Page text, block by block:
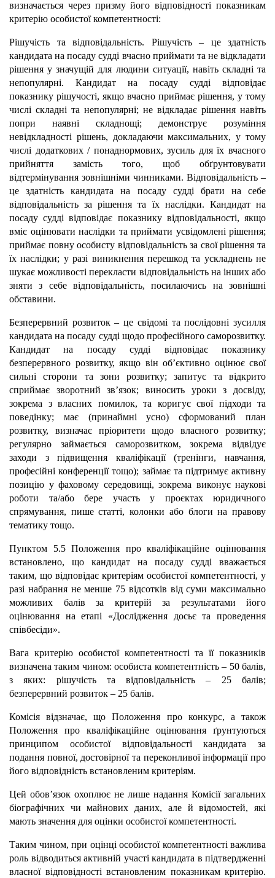
визначається через призму його відповідності показникам
критерію особистої компетентності:
Рішучість та відповідальність. Рішучість – це здатність
кандидата на посаду судді вчасно приймати та не відкладати
рішення у значущій для людини ситуації, навіть складні та
непопулярні. Кандидат на посаду судді відповідає
показнику рішучості, якщо вчасно приймає рішення, у тому
числі складні та непопулярні; не відкладає рішення навіть
попри наявні складнощі; демонструє розуміння
невідкладності рішень, докладаючи максимальних, у тому
числі додаткових / понаднормових, зусиль для їх вчасного
прийняття замість того, щоб обґрунтовувати
відтермінування зовнішніми чинниками. Відповідальність –
це здатність кандидата на посаду судді брати на себе
відповідальність за рішення та їх наслідки. Кандидат на
посаду судді відповідає показнику відповідальності, якщо
вміє оцінювати наслідки та приймати усвідомлені рішення;
приймає повну особисту відповідальність за свої рішення та
їх наслідки; у разі виникнення перешкод та ускладнень не
шукає можливості перекласти відповідальність на інших або
зняти з себе відповідальність, посилаючись на зовнішні
обставини.
Безперервний розвиток – це свідомі та послідовні зусилля
кандидата на посаду судді щодо професійного саморозвитку.
Кандидат на посаду судді відповідає показнику
безперервного розвитку, якщо він об’єктивно оцінює свої
сильні сторони та зони розвитку; запитує та відкрито
сприймає зворотний зв’язок; виносить уроки з досвіду,
зокрема з власних помилок, та коригує свої підходи та
поведінку; має (принаймні усно) сформований план
розвитку, визначає пріоритети щодо власного розвитку;
регулярно займається саморозвитком, зокрема відвідує
заходи з підвищення кваліфікації (тренінги, навчання,
професійні конференції тощо); займає та підтримує активну
позицію у фаховому середовищі, зокрема виконує наукові
роботи та/або бере участь у проєктах юридичного
спрямування, пише статті, колонки або блоги на правову
тематику тощо.
Пунктом 5.5 Положення про кваліфікаційне оцінювання
встановлено, що кандидат на посаду судді вважається
таким, що відповідає критеріям особистої компетентності, у
разі набрання не менше 75 відсотків від суми максимально
можливих балів за критерій за результатами його
оцінювання на етапі «Дослідження досьє та проведення
співбесіди».
Вага критерію особистої компетентності та її показників
визначена таким чином: особиста компетентність – 50 балів,
з яких: рішучість та відповідальність – 25 балів;
безперервний розвиток – 25 балів.
Комісія відзначає, що Положення про конкурс, а також
Положення про кваліфікаційне оцінювання ґрунтуються
принципом особистої відповідальності кандидата за
подання повної, достовірної та переконливої інформації про
його відповідність встановленим критеріям.
Цей обов’язок охоплює не лише надання Комісії загальних
біографічних чи майнових даних, але й відомостей, які
мають значення для оцінки особистої компетентності.
Таким чином, при оцінці особистої компетентності важлива
роль відводиться активній участі кандидата в підтвердженні
власної відповідності встановленим показникам критерію.